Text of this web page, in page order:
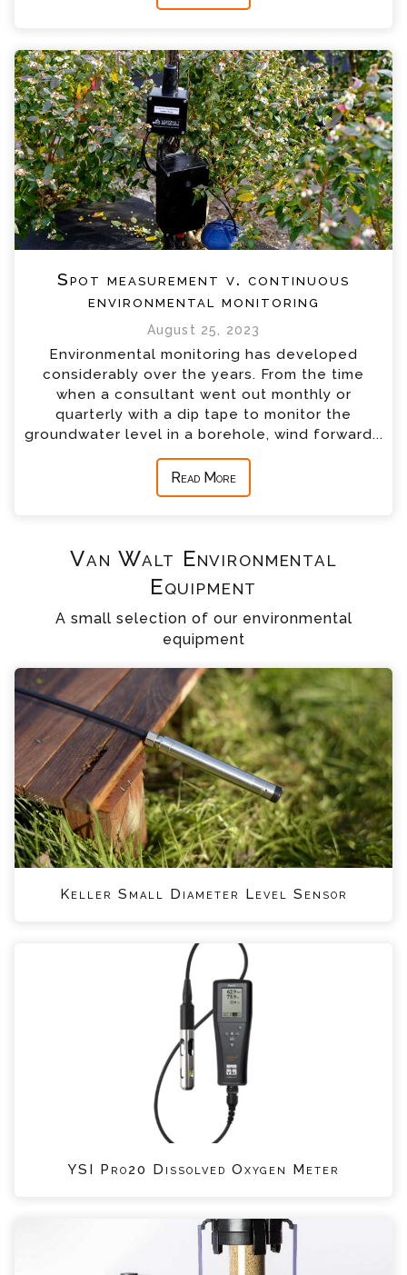
Spot measurement v. continuous
environmental monitoring
August 25, 2023
Environmental monitoring has developed
considerably over the years. From the time
when a consultant went out monthly or
quarterly with a dip tape to monitor the
groundwater level in a borehole, wind forward...
Read More
Van Walt Environmental
Equipment
A small selection of our environmental
equipment
Keller Small Diameter Level Sensor
YSI Pro20 Dissolved Oxygen Meter